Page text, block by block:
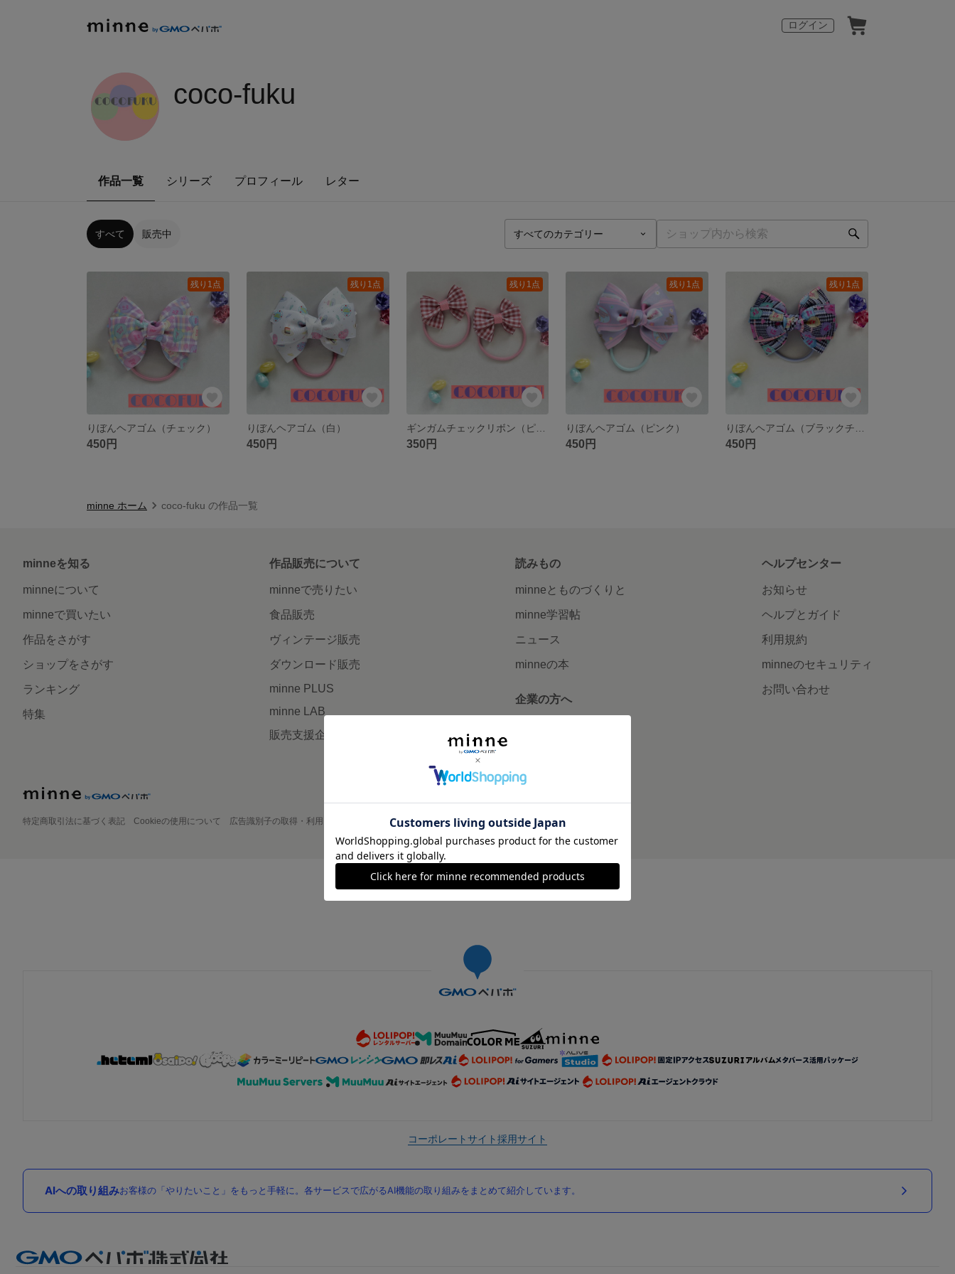
ログイン
coco-fuku
作品一覧 シリーズ プロフィール レター
すべて 販売中
残り1点
りぼんヘアゴム（チェック）
450円
残り1点
りぼんヘアゴム（白）
450円
残り1点
ギンガムチェックリボン（ピンク）
350円
残り1点
りぼんヘアゴム（ピンク）
450円
残り1点
450円
minne ホーム coco-fuku の作品一覧
minneを知る
minneについて
minneで買いたい
作品をさがす
ショップをさがす
ランキング
特集
作品販売について
minneで売りたい
食品販売
ヴィンテージ販売
ダウンロード販売
minne PLUS
minne LAB
販売支援企画・イベント
読みもの
minneとものづくりと
minne学習帖
ニュース
minneの本
企業の方へ
ヘルプセンター
お知らせ
ヘルプとガイド
利用規約
minneのセキュリティ
お問い合わせ
特定商取引法に基づく表記 Cookieの使用について 広告識別子の取得・利用 プライバシーポリシー 会社概要 採用情報 メディアキット
©GMO Pepabo, Inc. All rights reserved.
コーポレートサイト採用サイト
AIへの取り組みお客様の「やりたいこと」をもっと手軽に。各サービスで広がるAI機能の取り組みをまとめて紹介しています。